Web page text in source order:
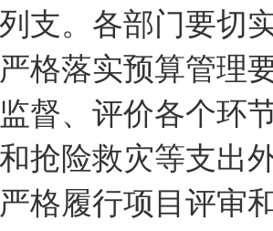
支。各部门要切
格落实预算管理
督、评价各个环
抢险救灾等支出
格履行项目评审